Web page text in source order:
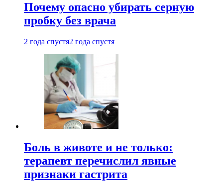
Почему опасно убирать серную
пробку без врача
2 года спустя2 года спустя
Боль в животе и не только:
терапевт перечислил явные
признаки гастрита